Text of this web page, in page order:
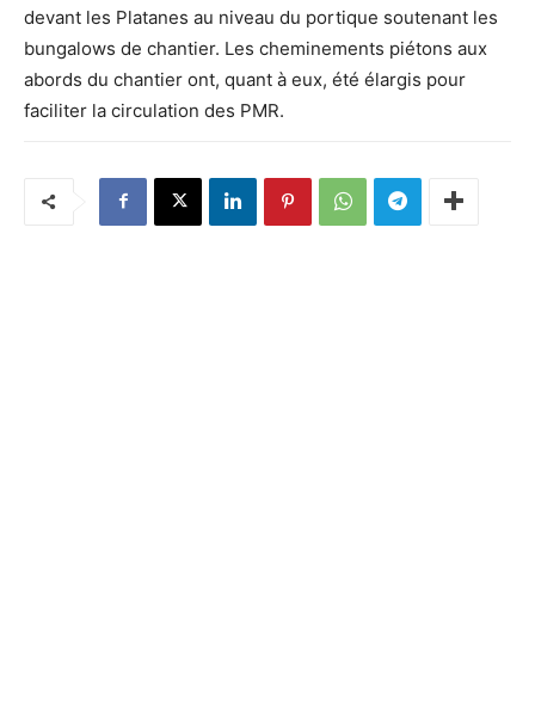
devant les Platanes au niveau du portique soutenant les
bungalows de chantier. Les cheminements piétons aux
abords du chantier ont, quant à eux, été élargis pour
faciliter la circulation des PMR.